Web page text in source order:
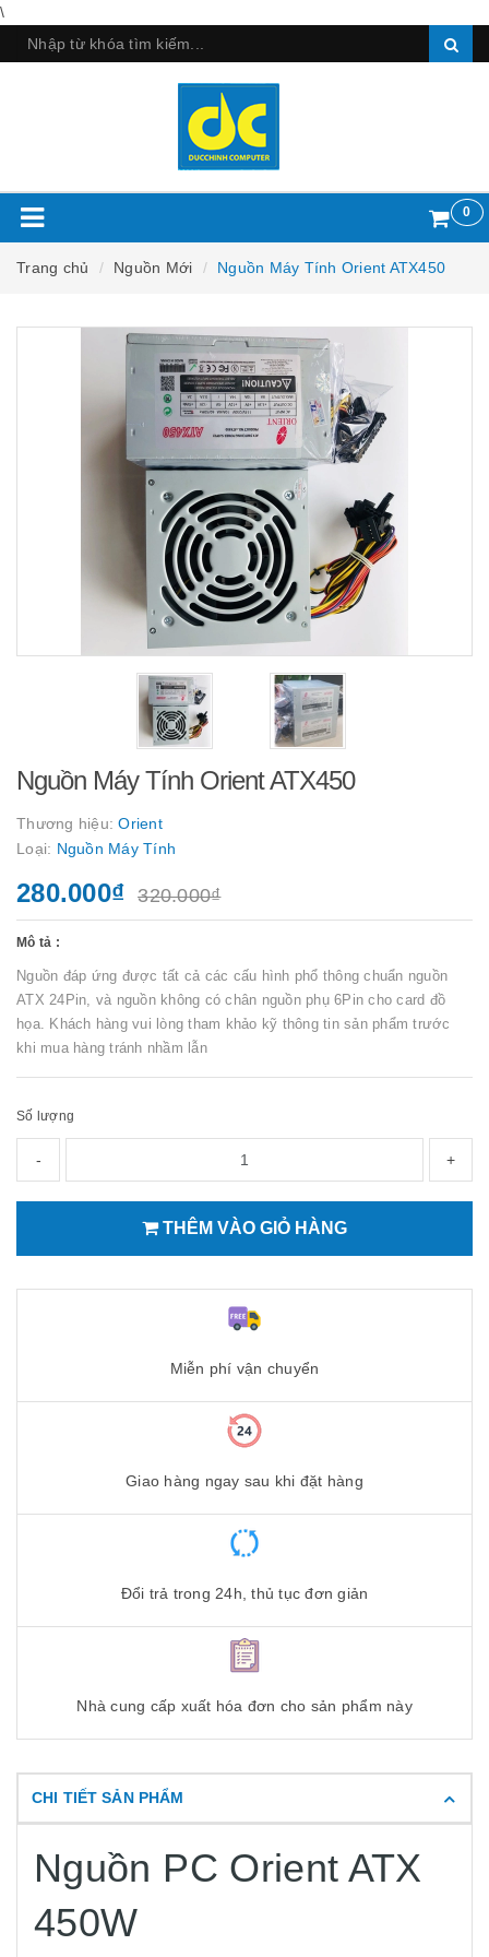
\
0
Trang chủ Nguồn Mới Nguồn Máy Tính Orient ATX450
Nguồn Máy Tính Orient ATX450
Thương hiệu:Orient
Loại: Nguồn Máy Tính
280.000₫ 320.000₫
Mô tả :
Nguồn đáp ứng được tất cả các cấu hình phổ thông chuẩn nguồn
ATX 24Pin, và nguồn không có chân nguồn phụ 6Pin cho card đồ
họa. Khách hàng vui lòng tham khảo kỹ thông tin sản phẩm trước
khi mua hàng tránh nhầm lẫn
Số lượng
- +
THÊM VÀO GIỎ HÀNG
Miễn phí vận chuyển
Giao hàng ngay sau khi đặt hàng
Đổi trả trong 24h, thủ tục đơn giản
Nhà cung cấp xuất hóa đơn cho sản phẩm này
CHI TIẾT SẢN PHẨM
Nguồn PC Orient ATX
450W